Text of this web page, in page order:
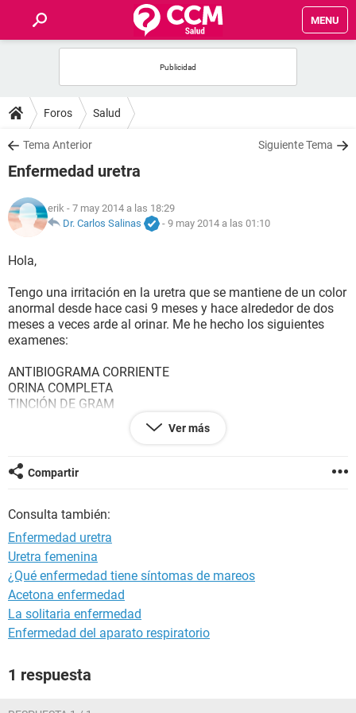
MENU
FOROS
SALUD
NUTRICIÓN
BIENESTAR
SEXUALIDAD
GLOSARIO
Foros Salud
Tema Anterior Siguiente Tema
Enfermedad uretra
erik - 7 may 2014 a las 18:29
Dr. Carlos Salinas
- 9 may 2014 a las 01:10
Hola,
Tengo una irritación en la uretra que se mantiene de un color
anormal desde hace casi 9 meses y hace alrededor de dos
meses a veces arde al orinar. Me he hecho los siguientes
examenes:
ANTIBIOGRAMA CORRIENTE
ORINA COMPLETA
TINCIÓN DE GRAM
V.D.R.L
H.I.V.
MYCOPLASMA HOMINIS
CULTIVO MYCOPLASMA Y UREPLASMA-orina primer chorro:
UREPLASMA UREALYCUM
CULTIVO GONOCOCO-orina primer chorro
CLAMIDIAS-orina primer chorro
CHLAMYDIA TRACHOMATIS
SECRECIÓN URETRAL
CULTIVO UREPLASMA
normales y/o no reactivo, escasa cantidad, no se observan,
Ver más
Compartir
Consulta también:
Enfermedad uretra
Uretra femenina
¿Qué enfermedad tiene síntomas de mareos
Acetona enfermedad
La solitaria enfermedad
Enfermedad del aparato respiratorio
1 respuesta